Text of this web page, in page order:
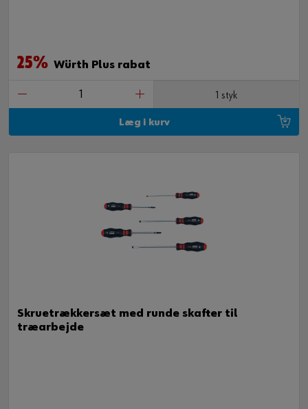
25% Würth Plus rabat
1 styk
Læg i kurv
Skruetrækkersæt med runde skafter til
træarbejde